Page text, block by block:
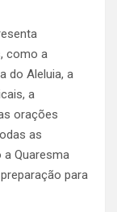
como a
do Aleluia, a
a
orações
as
a Quaresma
para